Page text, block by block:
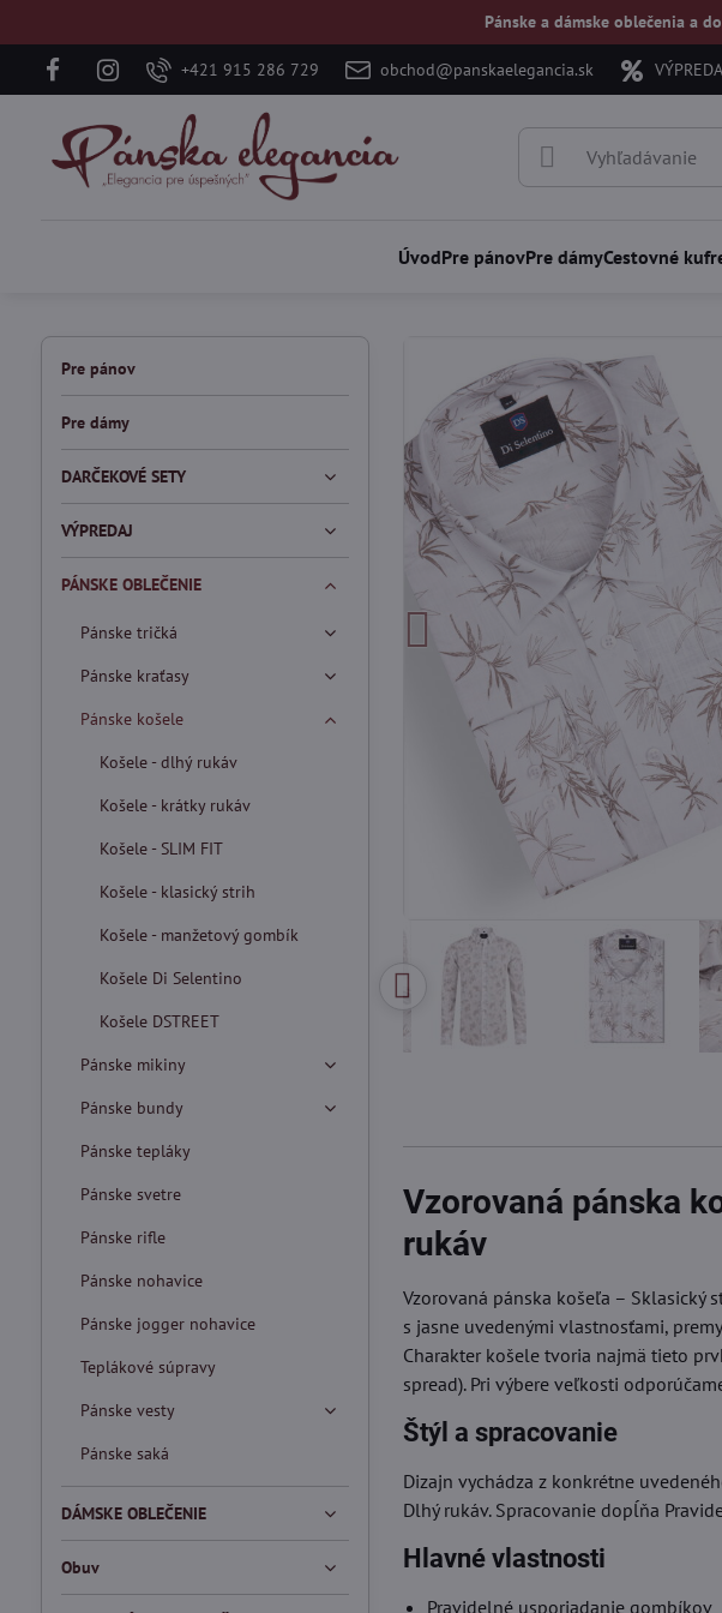
Pánske a dámske oblečenia a
+421 915 286 729 obchod@panskaelegancia.sk
ÚvodPre pánovPre dámyCestovné
Vzorovaná pánska
rukáv
Vzorovaná pánska košeľa – Sklasický
s jasne uvedenými vlastnosťami,
Charakter košele tvoria najmä tieto
spread). Pri výbere veľkosti
Štýl a spracovanie
Dizajn vychádza z konkrétne
Dlhý rukáv. Spracovanie dopĺňa
Hlavné vlastnosti
Pravidelné usporiadanie gombíkov
Pre pánov
Pre dámy
DARČEKOVÉ SETY
VÝPREDAJ
PÁNSKE OBLEČENIE
Pánske tričká
Pánske kraťasy
Pánske košele
Košele - dlhý rukáv
Košele - krátky rukáv
Košele - SLIM FIT
Košele - klasický strih
Košele - manžetový gombík
Košele Di Selentino
Košele DSTREET
Pánske mikiny
Pánske bundy
Pánske tepláky
Pánske svetre
Pánske rifle
Pánske nohavice
Pánske jogger nohavice
Teplákové súpravy
Pánske vesty
Pánske saká
DÁMSKE OBLEČENIE
Obuv